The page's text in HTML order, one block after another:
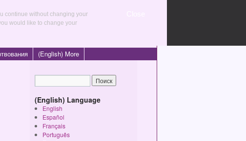
continue without changing your
would like to change your
(English) More
(English) Language
English
Español
Français
Português